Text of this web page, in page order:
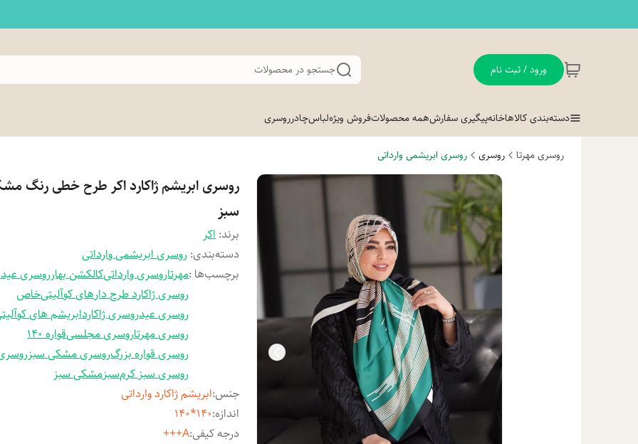
ورود / ثبت نام جستجو در محصولات
دسته‌بندی کالاهاخانهپیگیری سفارشهمه محصولاتفروش ویژهلباسچادرروسری
روسری مهرتا روسری روسری ابریشمی وارداتی
روسری ابریشم ژاکارد اکر طرح خطی رنگ
سبز
برند:اکر
دسته‌بندی: روسری ابریشمی وارداتی
برچسب‌ها :مهرتاروسری وارداتیکالکشن بهارروسری
روسری ژاکارد طرح دارهای کوآلیتیخاص
روسری عیدروسری ژاکاردابریشم های
روسری مهرتاروسری مجلسیقواره 140
روسری قواره بزرگروسری مشکی سبز
روسری سبز کرمسبزمشکی سبز
جنس:ابریشم ژاکارد وارداتی
اندازه:
140*140
درجه کیفی:
A+++